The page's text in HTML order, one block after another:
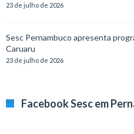
23 de julho de 2026
Sesc Pernambuco apresenta
Caruaru
23 de julho de 2026
Facebook Sesc em